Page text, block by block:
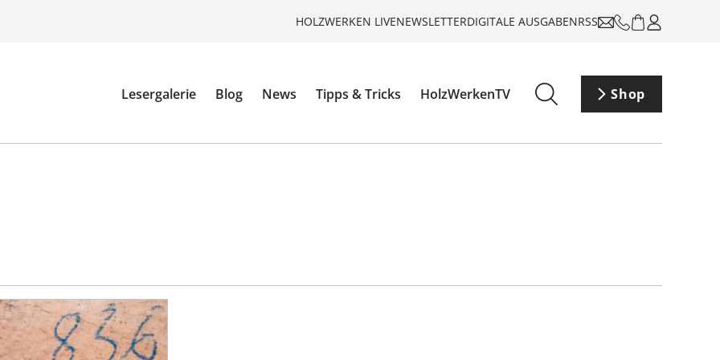
HOLZWERKEN LIVENEWSLETTERDIGITALE AUSGABENRSS
Lesergalerie Blog News Tipps & Tricks HolzWerkenTV Shop